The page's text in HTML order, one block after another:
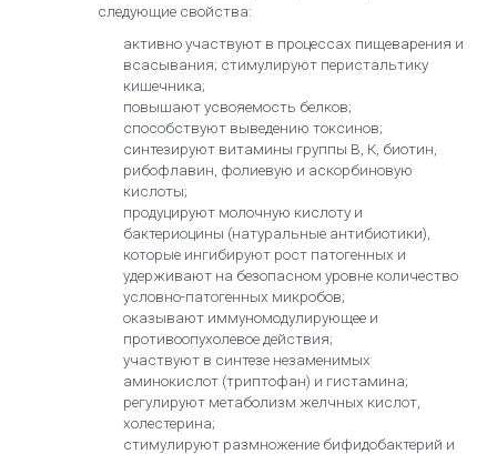
следующие свойства:
активно участвуют в процессах пищеварения и
всасывания; стимулируют перистальтику
кишечника;
повышают усвояемость белков;
способствуют выведению токсинов;
синтезируют витамины группы В, К, биотин,
рибофлавин, фолиевую и аскорбиновую
кислоты;
продуцируют молочную кислоту и
бактериоцины (натуральные антибиотики),
которые ингибируют рост патогенных и
удерживают на безопасном уровне количество
условно-патогенных микробов;
оказывают иммуномодулирующее и
противоопухолевое действия;
участвуют в синтезе незаменимых
аминокислот (триптофан) и гистамина;
регулируют метаболизм желчных кислот,
холестерина;
стимулируют размножение бифидобактерий и